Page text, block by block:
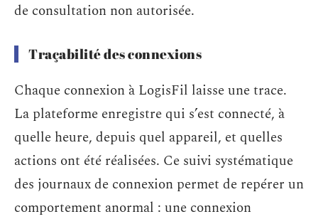
de consultation non autorisée.
Traçabilité des connexions
Chaque connexion à LogisFil laisse une trace.
La plateforme enregistre qui s’est connecté, à
quelle heure, depuis quel appareil, et quelles
actions ont été réalisées. Ce suivi systématique
des journaux de connexion permet de repérer un
comportement anormal : une connexion